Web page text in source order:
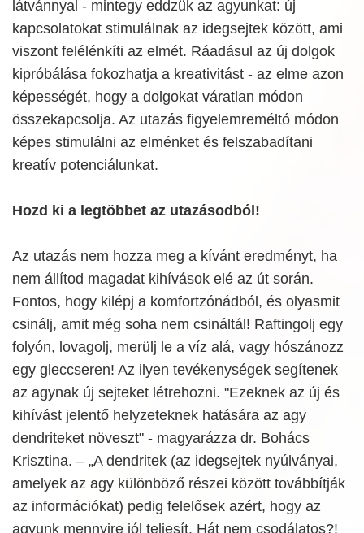
látvánnyal - mintegy eddzük az agyunkat: új
kapcsolatokat stimulálnak az idegsejtek között, ami
viszont felélénkíti az elmét. Ráadásul az új dolgok
kipróbálása fokozhatja a kreativitást - az elme azon
képességét, hogy a dolgokat váratlan módon
összekapcsolja. Az utazás figyelemreméltó módon
képes stimulálni az elménket és felszabadítani
kreatív potenciálunkat.
Hozd ki a legtöbbet az utazásodból!
Az utazás nem hozza meg a kívánt eredményt, ha
nem állítod magadat kihívások elé az út során.
Fontos, hogy kilépj a komfortzónádból, és olyasmit
csinálj, amit még soha nem csináltál! Raftingolj egy
folyón, lovagolj, merülj le a víz alá, vagy hószánozz
egy gleccseren! Az ilyen tevékenységek segítenek
az agynak új sejteket létrehozni. "Ezeknek az új és
kihívást jelentő helyzeteknek hatására az agy
dendriteket növeszt" - magyarázza dr. Bohács
Krisztina. – „A dendritek (az idegsejtek nyúlványai,
amelyek az agy különböző részei között továbbítják
az információkat) pedig felelősek azért, hogy az
agyunk mennyire jól teljesít. Hát nem csodálatos?!